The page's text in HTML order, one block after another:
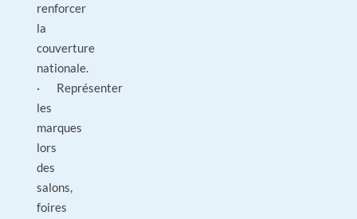
renforcer
la
couverture
nationale.
· Représenter
les
marques
lors
des
salons,
foires